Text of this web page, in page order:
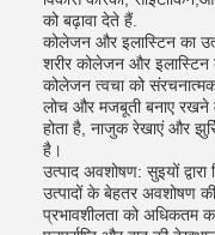
को बढ़ावा देते हैं.
कोलेजन और इलास्टिन का
शरीर कोलेजन और इलास्टिन
कोलेजन त्वचा को
लोच और मजबूती बनाए रखने
होता है, नाजुक रेखाएं और
है।
उत्पाद अवशोषण: सुइयों
उत्पादों के बेहतर अवशोषण
प्रभावशीलता को अधिकतम